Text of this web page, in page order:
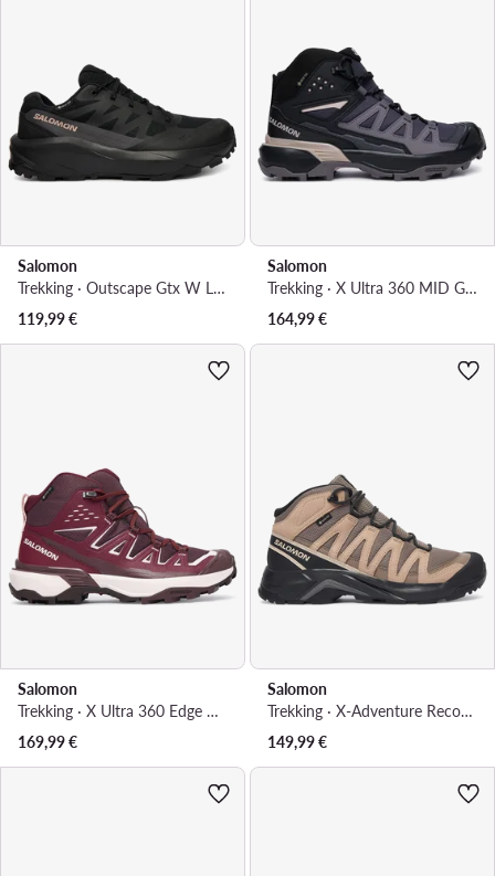
Salomon
Trekking · Outscape Gtx W L49229100 · Tamnoplava
119,99€
Salomon
Trekking · X Ultra 360 MID GTX L49101500 · Tamno siva
164,99€
Salomon
Trekking · X Ultra 360 Edge Mid GORE-TEX L49223400 · Tamnocrvena
169,99€
Salomon
Trekking · X-Adventure Recon Mid Gtx L49095500 · Smeđa
149,99€